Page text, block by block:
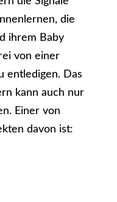
die
ihrem Baby
von einer
entledigen. Das
kann auch nur
Einer von
davon ist: